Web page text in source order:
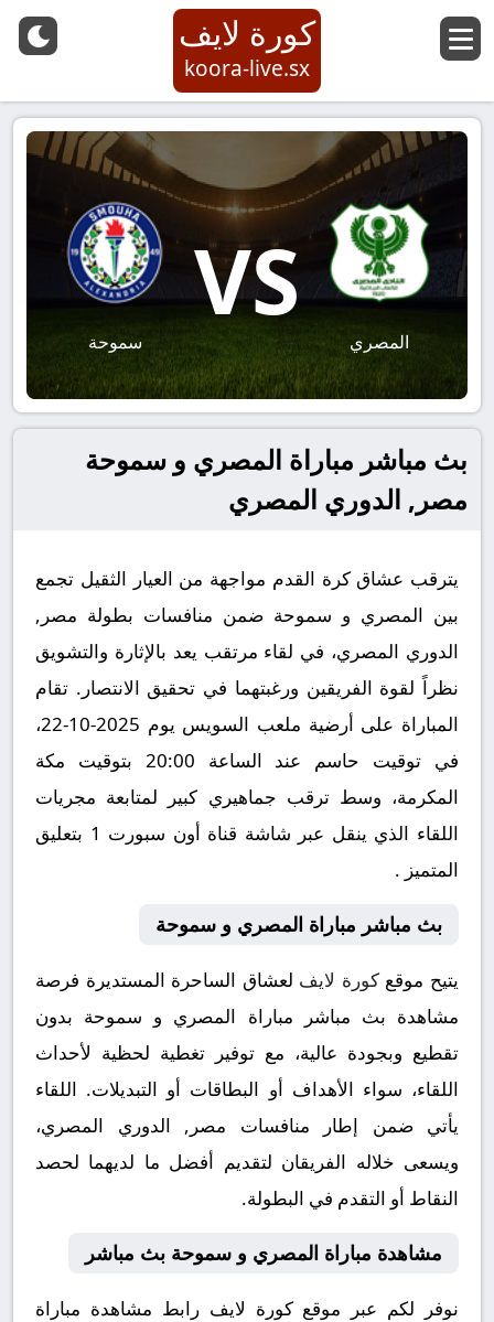
كورة لايف
koora-live.sx
المصري
VS
سموحة
بث مباشر مباراة المصري و سموحة
مصر, الدوري المصري
يترقب عشاق كرة القدم مواجهة من العيار الثقيل تجمع
بين المصري و سموحة ضمن منافسات بطولة مصر,
الدوري المصري، في لقاء مرتقب يعد بالإثارة والتشويق
نظراً لقوة الفريقين ورغبتهما في تحقيق الانتصار. تقام
المباراة على أرضية ملعب السويس يوم 2025-10-22،
في توقيت حاسم عند الساعة 20:00 بتوقيت مكة
المكرمة، وسط ترقب جماهيري كبير لمتابعة مجريات
اللقاء الذي ينقل عبر شاشة قناة أون سبورت 1 بتعليق
المتميز .
بث مباشر مباراة المصري و سموحة
يتيح موقعكورة لايف لعشاق الساحرة المستديرة فرصة
مشاهدة بث مباشر مباراة المصري و سموحة بدون
تقطيع وبجودة عالية، مع توفير تغطية لحظية لأحداث
اللقاء، سواء الأهداف أو البطاقات أو التبديلات. اللقاء
يأتي ضمن إطار منافسات مصر, الدوري المصري،
ويسعى خلاله الفريقان لتقديم أفضل ما لديهما لحصد
النقاط أو التقدم في البطولة.
مشاهدة مباراة المصري و سموحة بث مباشر
نوفر لكم عبر موقع كورة لايف رابط مشاهدة مباراة